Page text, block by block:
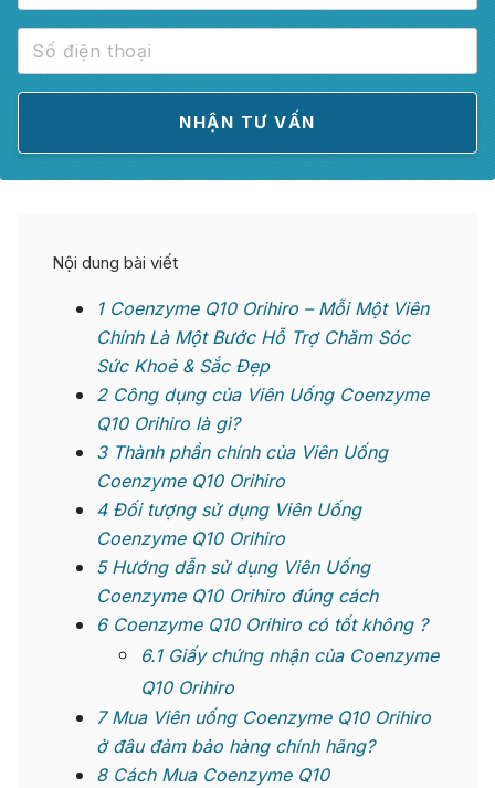
Nội dung bài viết
1Coenzyme Q10 Orihiro – Mỗi Một Viên
Chính Là Một Bước Hỗ Trợ Chăm Sóc
Sức Khoẻ & Sắc Đẹp
2Công dụng của Viên Uống Coenzyme
Q10 Orihiro là gì?
3Thành phần chính của Viên Uống
Coenzyme Q10 Orihiro
4Đối tượng sử dụng Viên Uống
Coenzyme Q10 Orihiro
5Hướng dẫn sử dụng Viên Uống
Coenzyme Q10 Orihiro đúng cách
6Coenzyme Q10 Orihiro có tốt không ?
6.1Giấy chứng nhận của Coenzyme
Q10 Orihiro
7Mua Viên uống Coenzyme Q10 Orihiro
ở đâu đảm bảo hàng chính hãng?
8Cách Mua Coenzyme Q10